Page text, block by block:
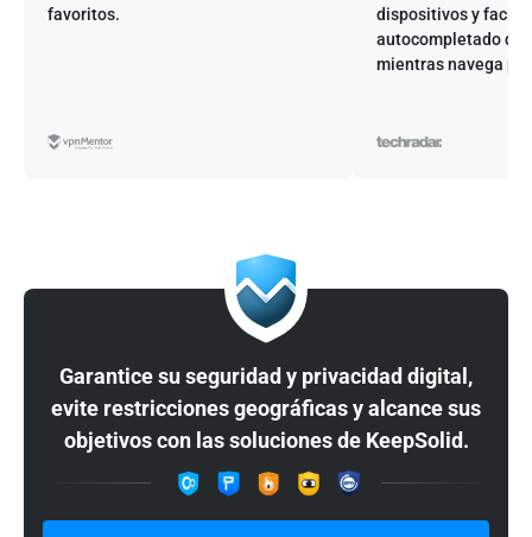
favoritos.
dispositivos y
autocompletado de
mientras navega
Garantice su seguridad y privacidad digital,
evite restricciones geográficas y alcance sus
objetivos con las soluciones de KeepSolid.